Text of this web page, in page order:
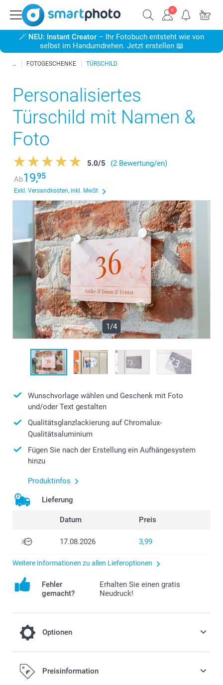
🪄 NEU: Instant Creator – Ihr Fotobuch entsteht wie von
selbst im Handumdrehen. Jetzt erstellen 📖
FOTOGESCHENKE TÜRSCHILD
Personalisiertes
Türschild mit Namen &
Foto
5.0/5
(2 Bewertung/en)
Ab19,95
Exkl. Versandkosten, inkl. MwSt
1/4
Wunschvorlage wählen und Geschenk mit Foto
und/oder Text gestalten
Qualitätsglanzlackierung auf Chromalux-
Qualitätsaluminium
Fügen Sie nach der Erstellung ein Aufhängesystem
hinzu
Produktinfos
Lieferung
Datum Preis
17.08.2026 3,99
Weitere Informationen zu allen Lieferoptionen
Fehler
gemacht?
Erhalten Sie einen gratis
Neudruck!
Optionen
Befestigungssystem
Preisinformation